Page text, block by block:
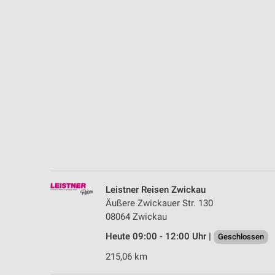
Leistner Reisen Zwickau
Äußere Zwickauer Str. 130
08064 Zwickau
Heute 09:00 - 12:00 Uhr |
Geschlossen
215,06 km